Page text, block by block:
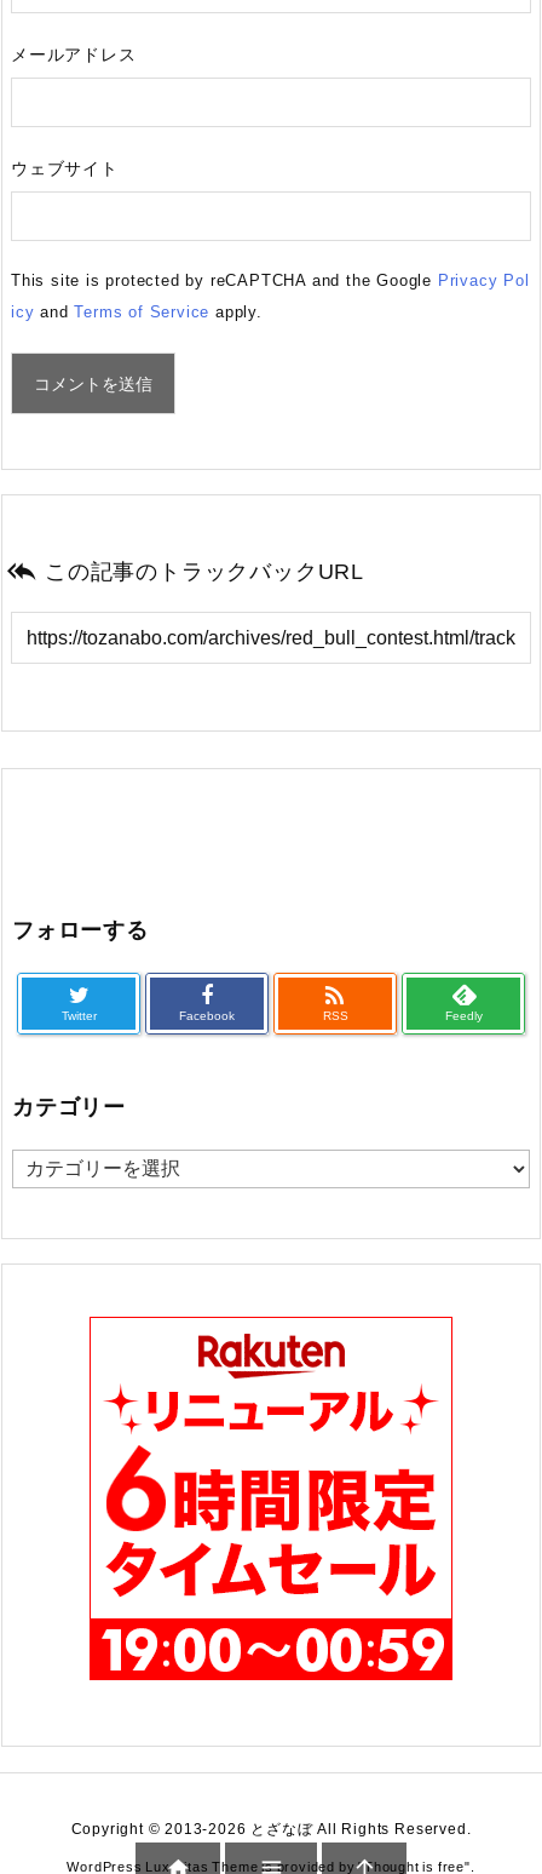
メールアドレス
ウェブサイト
This site is protected by reCAPTCHA and the Google Privacy Pol
icy andTerms of Service apply.
 この記事のトラックバックURL
フォローする
Twitter Facebook

RSS Feedly
カテゴリー
カ
ゴ
Copyright ©2013-2026 とざなぼAll Rights Reserved.
WordPress Luxeritas Theme is provided by "Thought is free".
  